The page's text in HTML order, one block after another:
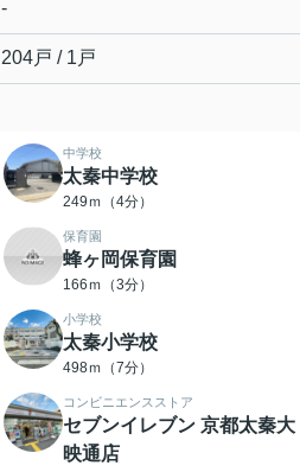
-
204戸 / 1戸
中学校
太秦中学校
249ｍ（4分）
保育園
蜂ヶ岡保育園
166ｍ（3分）
小学校
太秦小学校
498ｍ（7分）
コンビニエンスストア
セブンイレブン 京都太秦大
映通店